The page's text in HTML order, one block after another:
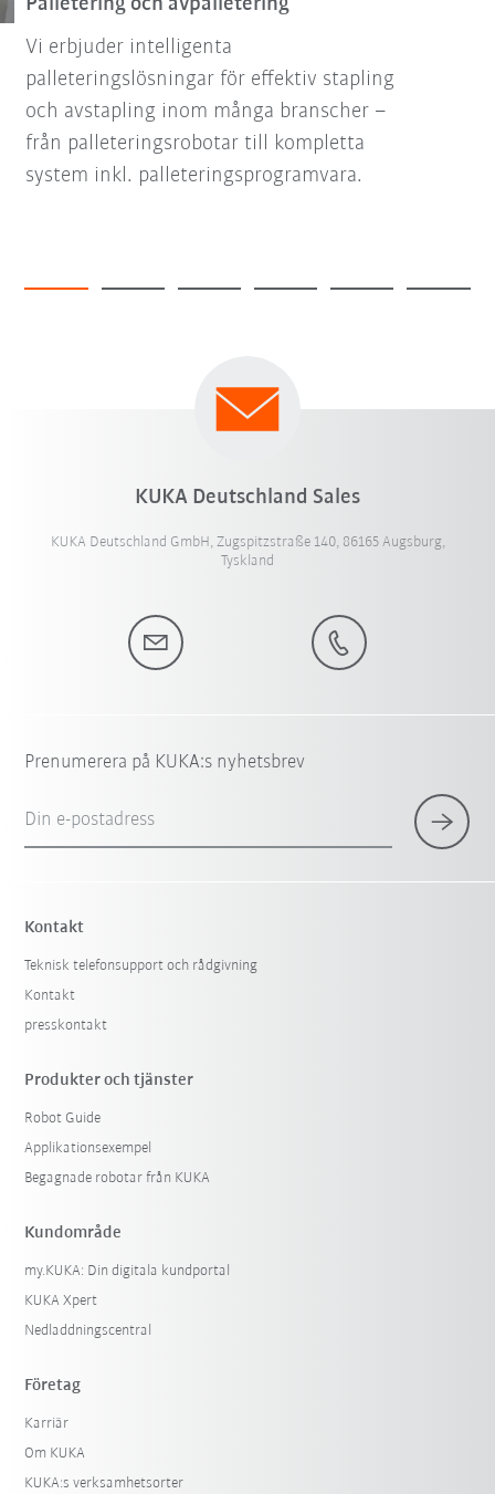
Palletering och avpalletering
Vi erbjuder intelligenta
palleteringslösningar för effektiv stapling
och avstapling inom många branscher –
från palleteringsrobotar till kompletta
system inkl. palleteringsprogramvara.
KUKA Deutschland Sales
KUKA Deutschland GmbH, Zugspitzstraße 140, 86165 Augsburg,
Tyskland
Prenumerera på KUKA:s nyhetsbrev
Din e-postadress
Kontakt
Teknisk telefonsupport och rådgivning
Kontakt
presskontakt
Produkter och tjänster
Robot Guide
Applikationsexempel
Begagnade robotar från KUKA
Kundområde
my.KUKA: Din digitala kundportal
KUKA Xpert
Nedladdningscentral
Företag
Karriär
Om KUKA
KUKA:s verksamhetsorter